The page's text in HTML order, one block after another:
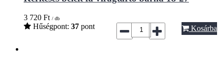
3 720 Ft / db
Hűségpont: 37 pont Kosárba